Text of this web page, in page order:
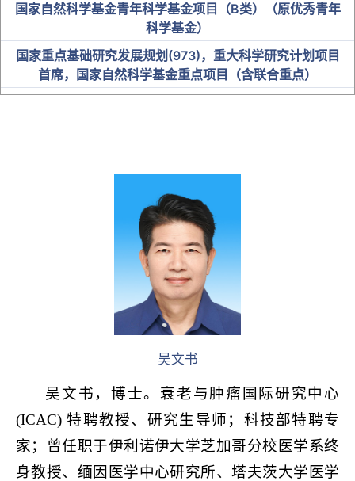
国家自然科学基金青年科学基金项目（B类）（原优秀青年
科学基金）
国家重点基础研究发展规划(973)，重大科学研究计划项目
首席，国家自然科学基金重点项目（含联合重点）
全国优秀教师及名师
省级人才
博士研究生导师
吴文书
吴文书，博士。衰老与肿瘤国际研究中心
(ICAC) 特聘教授、研究生导师；科技部特聘专
家；曾任职于伊利诺伊大学芝加哥分校医学系终
身教授、缅因医学中心研究所、塔夫茨大学医学